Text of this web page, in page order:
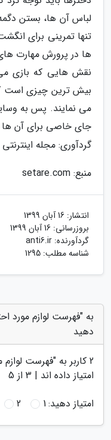
لباس آن ها، بستن
تنها تمرینی برای
ها در پرورش مهارت
نقش هایی که بازی
بیش ترین چیزی است
می نمایند. پس به
جای خاصی برای آن ها
گردآوری: مجله اینترنتی
منبع: setare.com
انتشار: 16 آبان 1399
بروزرسانی: 16 آبان 1399
گردآورنده: anti6.ir
شناسه مطلب: 1295
به "فهرست لوازم مورد
دهید
2 کاربر به "فهرست لوازم
امتیاز داده اند | 3 از 5
امتیاز دهید:1
2